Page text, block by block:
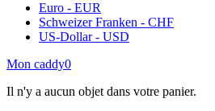
Euro - EUR
Schweizer Franken - CHF
US-Dollar - USD
Mon caddy0
Il n'y a aucun objet dans votre panier.